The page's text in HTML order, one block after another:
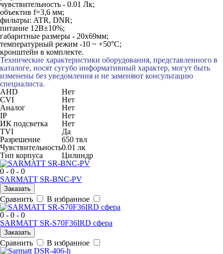
чувствительность - 0.01 Лк;
объектив f=3,6 мм;
фильтры: ATR, DNR;
питание 12В±10%;
габаритные размеры - 20x69мм;
температурный режим -10 ~ +50°C;
кронштейн в комплекте.
Технические характеристики оборудования, представленного в
каталоге, носят сугубо информативный характер, могут быть
изменены без уведомления и не заменяют консультацию
специалиста.
AHD
Нет
CVI
Нет
Аналог
Нет
IP
Нет
ИК подсветка
Нет
TVI
Да
Разрешение
650 твл
Чувствительность0.01 лк
Тип корпуса
Цилиндр
0 - 0 - 0
SARMATT SR-BNC-PV
Заказать
Сравнить
В избранное
0 - 0 - 0
SARMATT SR-S70F36IRD сфера
Заказать
Сравнить
В избранное